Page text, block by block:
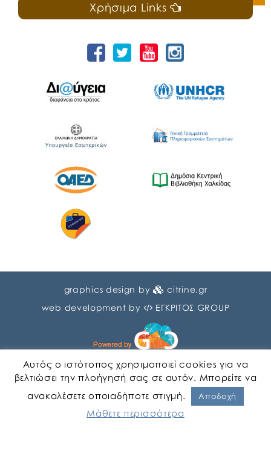
Χρήσιμα Links
graphics design by
citrine.gr
web development by
ΕΓΚΡΙΤΟΣ GROUP
Αυτός ο ιστότοπος χρησιμοποιεί cookies για να
βελτιώσει την πλοήγησή σας σε αυτόν. Μπορείτε να
ανακαλέσετε οποιαδήποτε στιγμή.
Αποδοχή
Μάθετε περισσότερα
Αγγλικα Ελληνικα